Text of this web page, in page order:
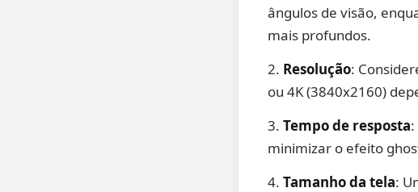
ângulos de visão,
mais profundos.
2. Resolução:
ou 4K (3840x2160)
3. Tempo de resposta
minimizar o efeito
4. Tamanho da tela: